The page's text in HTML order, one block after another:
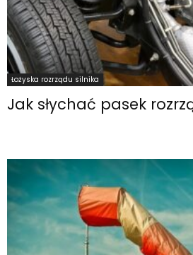
Łożyska rozrządu silnika
Jak słychać pasek